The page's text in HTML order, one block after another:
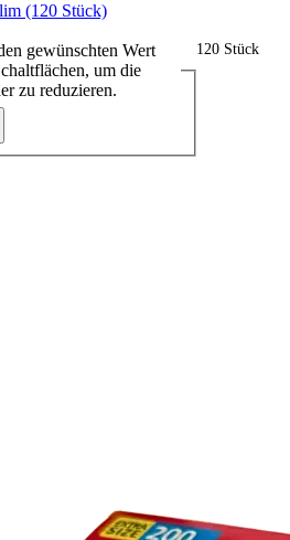
(120 Stück)
120 Stück
gewünschten Wert
um die
zu reduzieren.